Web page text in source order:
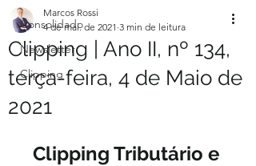
Consolidado
Newsletter
Clipping
Clipping | Ano II, nº 134,
terça-feira, 4 de Maio de
2021
Marcos Rossi
4 de mai. de 2021 3 min de leitura
Clipping Tributário e